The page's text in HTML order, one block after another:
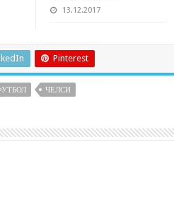
13.12.2017
Pinterest
ЧЕЛСИ